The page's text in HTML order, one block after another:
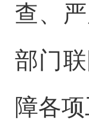
查、
部门
障各